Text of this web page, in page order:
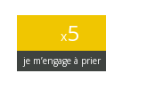
x5
je m’engage à prier